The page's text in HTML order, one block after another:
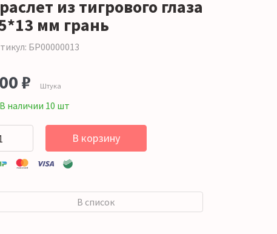
из тигрового глаза
мм грань
БР00000013
₽ Штука
наличии 10 шт
В корзину
В список